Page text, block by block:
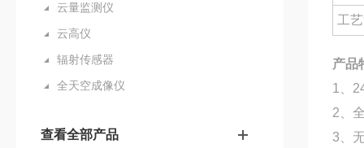
云量监测仪
云高仪
辐射传感器
全天空成像仪
查看全部产品
工
产品
1、
2、
3、